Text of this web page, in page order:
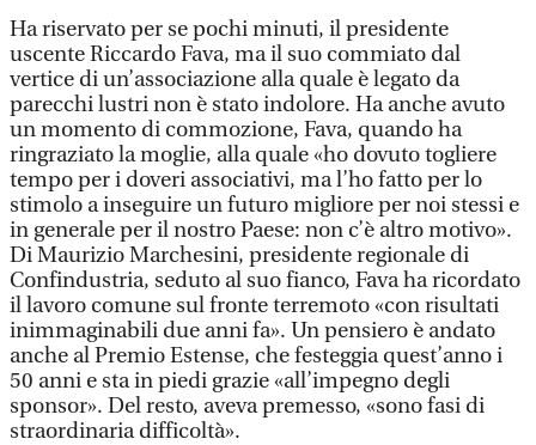
Ha riservato per se pochi minuti, il presidente
uscente Riccardo Fava, ma il suo commiato dal
vertice di un’associazione alla quale è legato da
parecchi lustri non è stato indolore. Ha anche avuto
un momento di commozione, Fava, quando ha
ringraziato la moglie, alla quale «ho dovuto togliere
tempo per i doveri associativi, ma l’ho fatto per lo
stimolo a inseguire un futuro migliore per noi stessi e
in generale per il nostro Paese: non c’è altro motivo».
Di Maurizio Marchesini, presidente regionale di
Confindustria, seduto al suo fianco, Fava ha ricordato
il lavoro comune sul fronte terremoto «con risultati
inimmaginabili due anni fa». Un pensiero è andato
anche al Premio Estense, che festeggia quest’anno i
50 anni e sta in piedi grazie «all’impegno degli
sponsor». Del resto, aveva premesso, «sono fasi di
straordinaria difficoltà».